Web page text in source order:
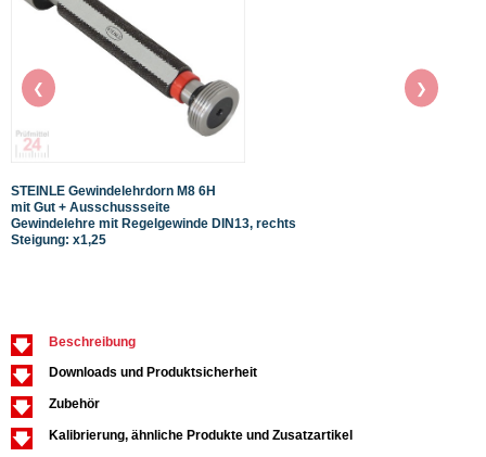
STEINLE Gewindelehrdorn M8 6H
mit Gut + Ausschussseite
Gewindelehre mit Regelgewinde DIN13, rechts
Steigung: x1,25
❮ ❯
Beschreibung
Downloads und Produktsicherheit
Zubehör
Kalibrierung, ähnliche Produkte und Zusatzartikel